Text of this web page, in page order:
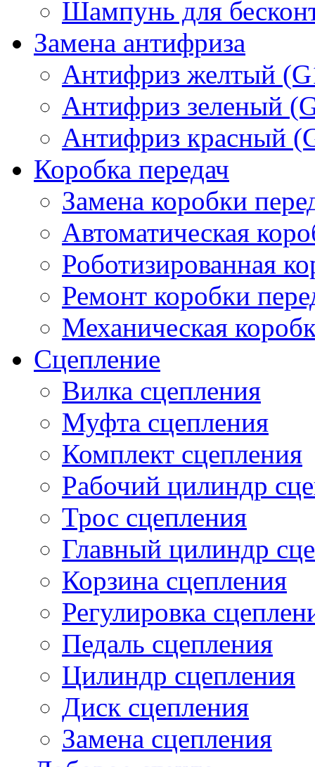
Шампунь для
Замена антифриза
Антифриз желтый
Антифриз зеленый
Антифриз красный
Коробка передач
Замена коробки
Автоматическая
Роботизированная
Ремонт коробки
Механическая
Сцепление
Вилка сцепления
Муфта сцепления
Комплект сцепления
Рабочий цилиндр
Трос сцепления
Главный цилиндр
Корзина сцепления
Регулировка
Педаль сцепления
Цилиндр сцепления
Диск сцепления
Замена сцепления